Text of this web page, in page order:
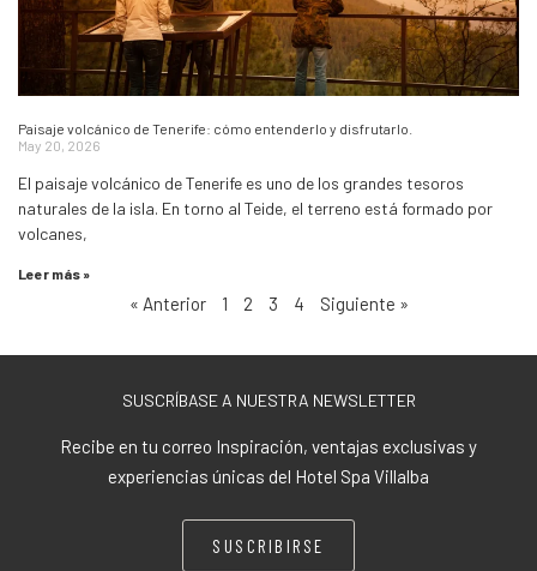
Paisaje volcánico de Tenerife: cómo entenderlo y disfrutarlo.
May 20, 2026
El paisaje volcánico de Tenerife es uno de los grandes tesoros
naturales de la isla. En torno al Teide, el terreno está formado por
volcanes,
Leer más »
« Anterior 1 2 3 4 Siguiente »
SUSCRÍBASE A NUESTRA NEWSLETTER
Recibe en tu correo Inspiración, ventajas exclusivas y
experiencias únicas del Hotel Spa Villalba
SUSCRIBIRSE